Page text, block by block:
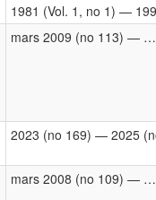
1981 (Vol. 1, no 1) —
mars 2009 (no 113) — …
2023 (no 169) — 2025
mars 2008 (no 109) — …